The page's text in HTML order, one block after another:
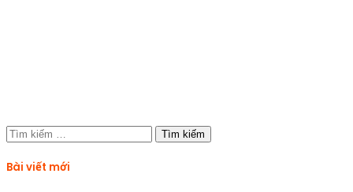
Tìm
kiếm
cho:
Bài viết mới